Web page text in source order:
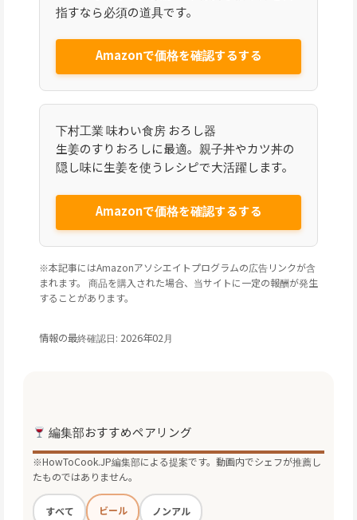
指すなら必須の道具です。
Amazonで価格を確認するする
下村工業 味わい食房 おろし器
生姜のすりおろしに最適。親子丼やカツ丼の
隠し味に生姜を使うレシピで大活躍します。
Amazonで価格を確認するする
※本記事にはAmazonアソシエイトプログラムの広告リンクが含
まれます。 商品を購入された場合、当サイトに一定の報酬が発生
することがあります。
情報の最終確認日: 2026年02月
編集部おすすめペアリング
※HowToCook.JP編集部による提案です。動画内でシェフが推薦し
たものではありません。
すべて ビール ノンアル